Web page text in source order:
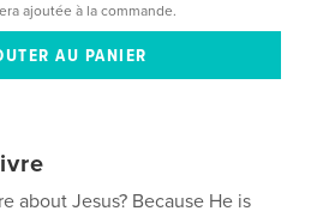
ajoutée à la commande.
about Jesus? Because He is